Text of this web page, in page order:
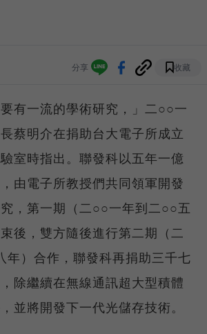
分享 收藏
要有一流的學術研究，」二○○一
蔡明介在捐助台大電子所成立
室時指出。聯發科以五年一億
由電子所教授們共同領軍開發
，第一期（二○○一年到二○○五
後，雙方隨後進行第二期（二
年）合作，聯發科再捐助三千七
除繼續在無線通訊超大型積體
並將開發下一代光儲存技術。